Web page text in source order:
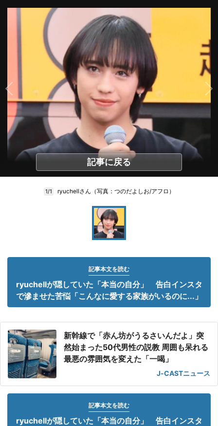
記事に戻る
1/1 ryuchellさん（写真：つのだよしお/アフロ）
記事本文を読む
ryuchellが隠していた「本当の自分」 告白インスタ
で滲ませた苦悩「こんなに愛する家族がいるのに...」
新幹線で「赤ん坊がうるさいんだよ」突
然始まった50代男性の説教 周囲も呆れる
最悪の雰囲気を変えた「一喝」
J-CASTニュース
記事本文を読む
ryuchellが隠していた「本当の自分」 告白インスタ